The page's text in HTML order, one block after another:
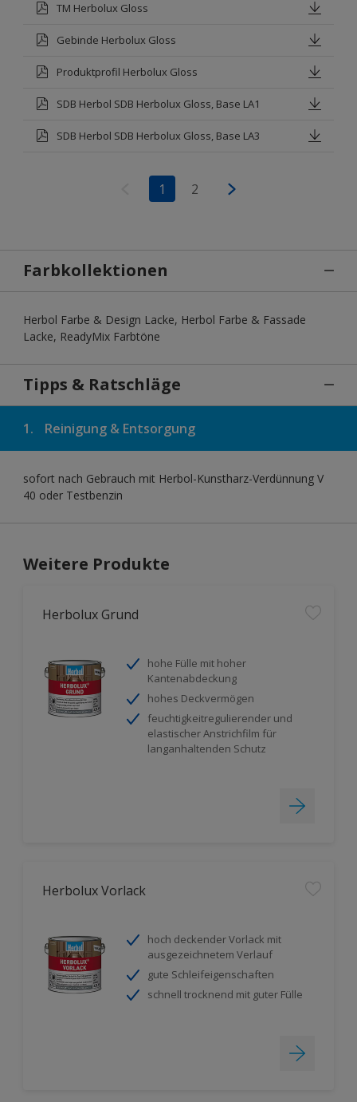
TM Herbolux Gloss
Gebinde Herbolux Gloss
Produktprofil Herbolux Gloss
SDB Herbol SDB Herbolux Gloss, Base LA1
SDB Herbol SDB Herbolux Gloss, Base LA3
1 2
Farbkollektionen
Herbol Farbe & Design Lacke, Herbol Farbe & Fassade
Lacke, ReadyMix Farbtöne
Tipps & Ratschläge
1. Reinigung & Entsorgung
sofort nach Gebrauch mit Herbol-Kunstharz-Verdünnung V
40 oder Testbenzin
Weitere Produkte
Herbolux Grund
hohe Fülle mit hoher
Kantenabdeckung
hohes Deckvermögen
feuchtigkeitregulierender und
elastischer Anstrichfilm für
langanhaltenden Schutz
Herbolux Vorlack
hoch deckender Vorlack mit
ausgezeichnetem Verlauf
gute Schleifeigenschaften
schnell trocknend mit guter Fülle